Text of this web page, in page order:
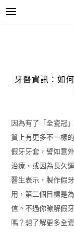
牙醫資訊：如
因為有了「全瓷冠
質上有更多不一樣
假牙牙套，譬如意
治療，或因為長久
醫生表示，製作假
用，第二個目標是
信。不過你瞭解假
嗎？想了解更多全